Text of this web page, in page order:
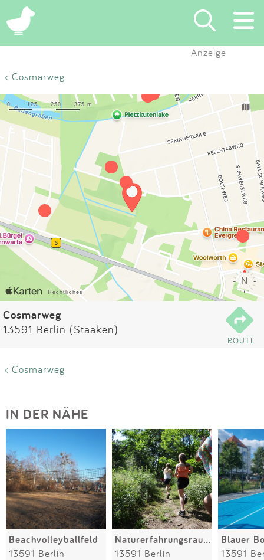
×
Eintragen
Blog
Partner
Kontakt
Impressum
Anzeige
< Cosmarweg
Cosmarweg
13591 Berlin (Staaken)
ROUTE
< Cosmarweg
IN DER NÄHE
Beachvolleyballfeld
13591 Berlin
Naturerfahrungsraum "Wilde Welt" am Spieroweg
13591 Berlin
Blauer
13591